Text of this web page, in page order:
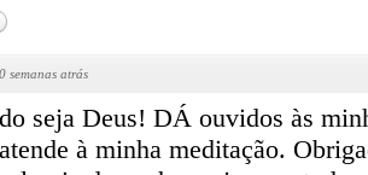
semanas atrás
seja Deus! DÁ ouvidos às
à minha meditação.